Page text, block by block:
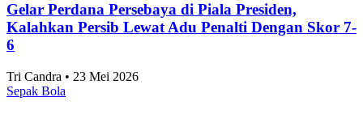
Gelar Perdana Persebaya di Piala Presiden,
Kalahkan Persib Lewat Adu Penalti Dengan Skor 7-
6
Tri Candra • 23 Mei 2026
Sepak Bola